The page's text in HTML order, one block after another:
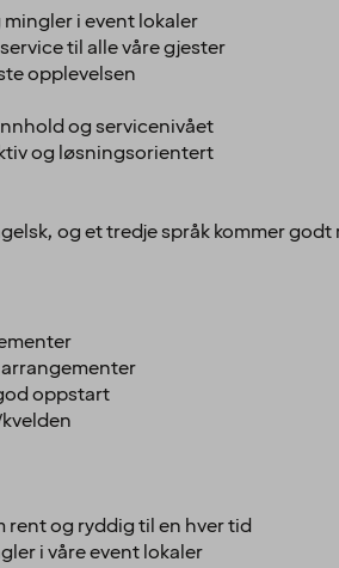
i event lokaler
til alle våre gjester
opplevelsen
og servicenivået
og løsningsorientert
og et tredje språk kommer godt
oppstart
rent og ryddig til en hver tid
i våre event lokaler